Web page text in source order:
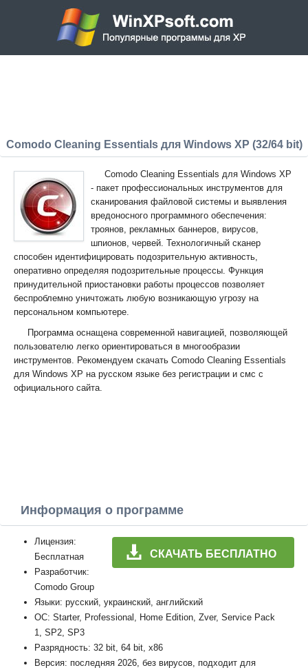
Comodo Cleaning Essentials для Windows XP (32/64 bit)
Comodo Cleaning Essentials для Windows XP
- пакет профессиональных инструментов для
сканирования файловой системы и выявления
вредоносного программного обеспечения:
троянов, рекламных баннеров, вирусов,
шпионов, червей. Технологичный сканер
способен идентифицировать подозрительную активность,
оперативно определяя подозрительные процессы. Функция
принудительной приостановки работы процессов позволяет
беспроблемно уничтожать любую возникающую угрозу на
персональном компьютере.
Программа оснащена современной навигацией, позволяющей
пользователю легко ориентироваться в многообразии
инструментов. Рекомендуем скачать Comodo Cleaning Essentials
для Windows XP на русском языке без регистрации и смс с
официального сайта.
Информация о программе
СКАЧАТЬ БЕСПЛАТНО
Лицензия:
Бесплатная
Разработчик:
Comodo Group
Языки: русский, украинский, английский
ОС: Starter, Professional, Home Edition, Zver, Service Pack
1, SP2, SP3
Разрядность: 32 bit, 64 bit, x86
Версия: последняя 2026, без вирусов, подходит для